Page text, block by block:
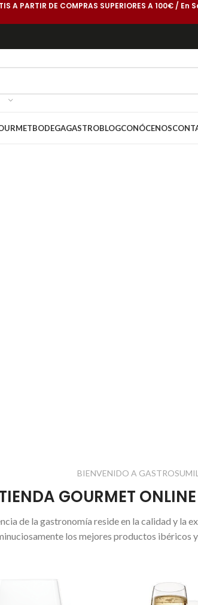
A PARTIR DE COMPRAS SUPERIORES A 100€
BODEGAGASTROBLOGCONÓCENOS
BIENVENIDO A
GOURMET
de la gastronomía reside en la calidad y la
los mejores productos ibéricos